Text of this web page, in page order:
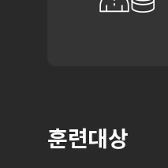
훈련대상